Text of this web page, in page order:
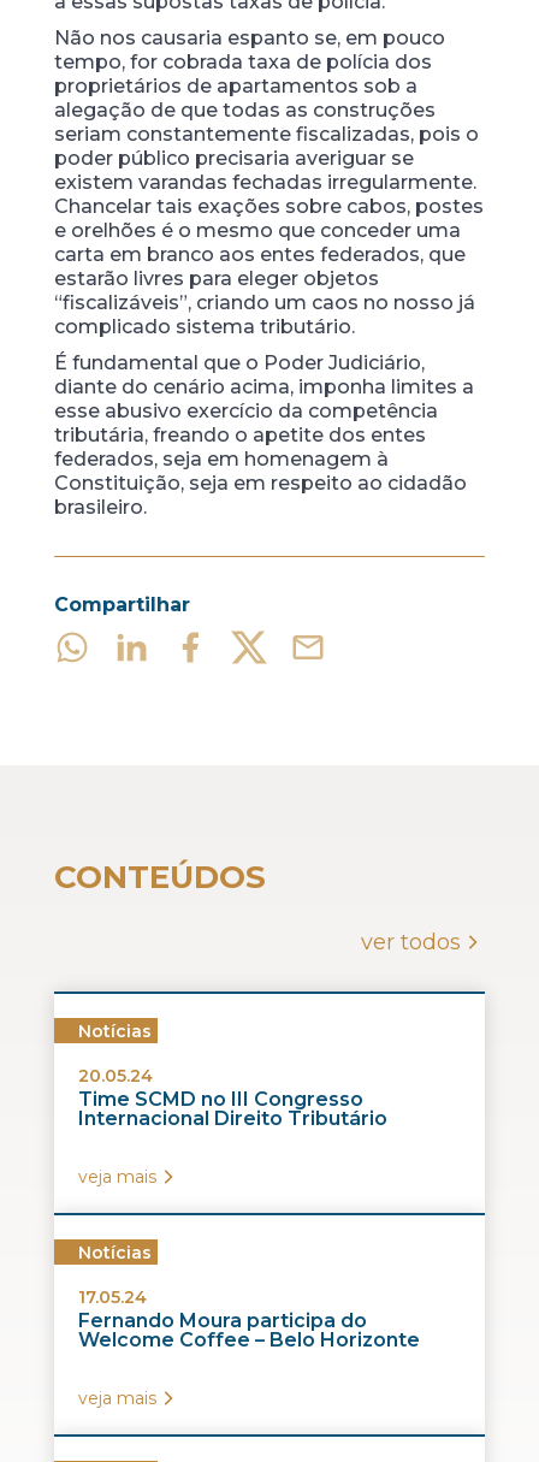
Não nos causaria espanto se, em pouco
tempo, for cobrada taxa de polícia dos
proprietários de apartamentos sob a
alegação de que todas as construções
seriam constantemente fiscalizadas, pois o
poder público precisaria averiguar se
existem varandas fechadas irregularmente.
Chancelar tais exações sobre cabos, postes
e orelhões é o mesmo que conceder uma
carta em branco aos entes federados, que
estarão livres para eleger objetos
“fiscalizáveis”, criando um caos no nosso já
complicado sistema tributário.
É fundamental que o Poder Judiciário,
diante do cenário acima, imponha limites a
esse abusivo exercício da competência
tributária, freando o apetite dos entes
federados, seja em homenagem à
Constituição, seja em respeito ao cidadão
brasileiro.
Compartilhar
CONTEÚDOS
ver todos
Notícias
20.05.24
Time SCMD no III Congresso
Internacional Direito Tributário
veja mais
Notícias
17.05.24
Fernando Moura participa do
Welcome Coffee – Belo Horizonte
veja mais